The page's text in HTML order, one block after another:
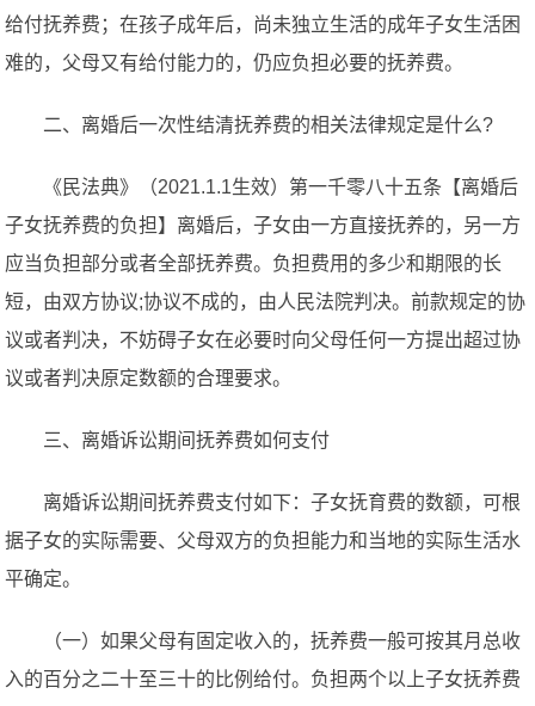
给付抚养费；在孩子成年后，尚未独立生活的成年子女生活困
难的，父母又有给付能力的，仍应负担必要的抚养费。
二、离婚后一次性结清抚养费的相关法律规定是什么?
《民法典》（2021.1.1生效）第一千零八十五条【离婚后
子女抚养费的负担】离婚后，子女由一方直接抚养的，另一方
应当负担部分或者全部抚养费。负担费用的多少和期限的长
短，由双方协议;协议不成的，由人民法院判决。前款规定的协
议或者判决，不妨碍子女在必要时向父母任何一方提出超过协
议或者判决原定数额的合理要求。
三、离婚诉讼期间抚养费如何支付
离婚诉讼期间抚养费支付如下：子女抚育费的数额，可根
据子女的实际需要、父母双方的负担能力和当地的实际生活水
平确定。
（一）如果父母有固定收入的，抚养费一般可按其月总收
入的百分之二十至三十的比例给付。负担两个以上子女抚养费